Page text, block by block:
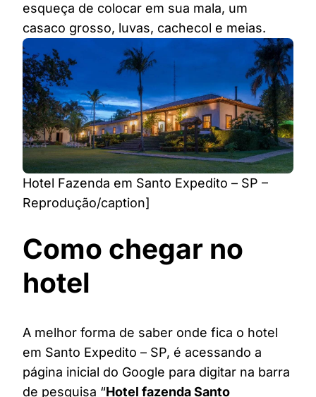
esqueça de colocar em sua mala, um
casaco grosso, luvas, cachecol e meias.
Hotel Fazenda em Santo Expedito – SP –
Reprodução/caption]
Como chegar no
hotel
A melhor forma de saber onde fica o hotel
em Santo Expedito – SP, é acessando a
página inicial do Google para digitar na barra
de pesquisa “Hotel fazenda Santo